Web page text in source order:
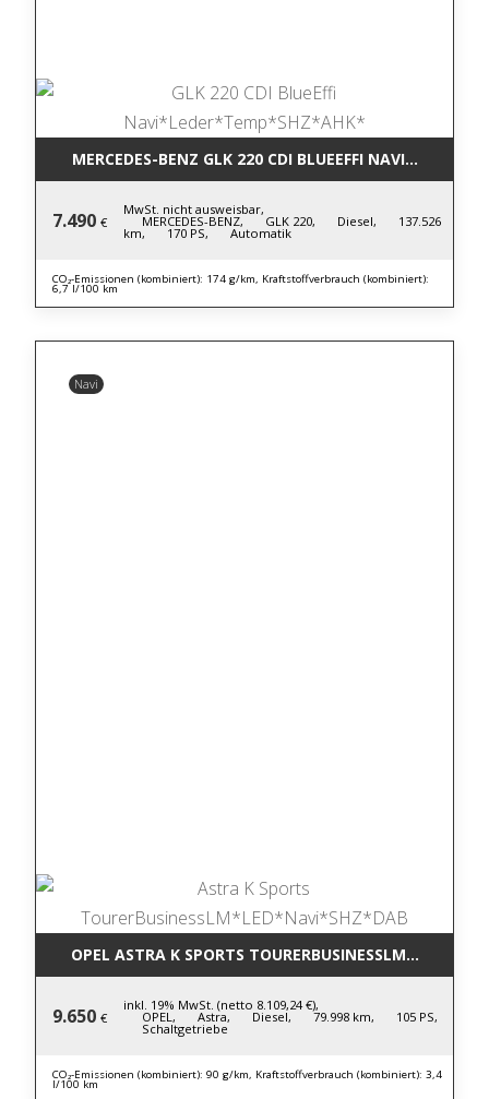
MERCEDES-BENZ GLK 220 CDI
7.490 €
MwSt. nicht ausweisbar,
MERCEDES-BENZ, GLK 220, Diesel, 137.526
km, 170 PS, Automatik
CO₂-Emissionen (kombiniert): 174 g/km, Kraftstoffverbrauch (kombiniert):
6,7 l/100 km
Navi
OPEL ASTRA K SPORTS
9.650 €
inkl. 19% MwSt. (netto 8.109,24 €),
OPEL, Astra, Diesel, 79.998 km, 105 PS,
Schaltgetriebe
CO₂-Emissionen (kombiniert): 90 g/km, Kraftstoffverbrauch (kombiniert): 3,4
l/100 km